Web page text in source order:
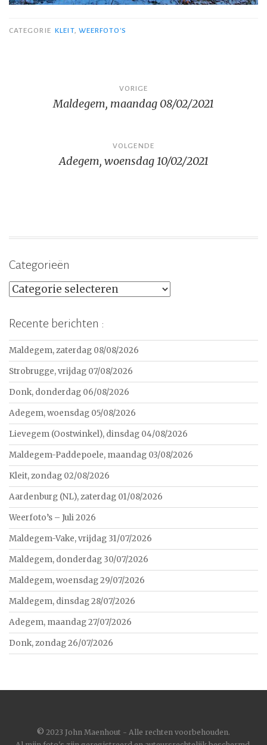
CATEGORIE KLEIT, WEERFOTO'S
navigatie
VORIGE
Maldegem, maandag 08/02/2021
VOLGENDE
Adegem, woensdag 10/02/2021
Categorieën
Categorieën
Recente berichten :
Maldegem, zaterdag 08/08/2026
Strobrugge, vrijdag 07/08/2026
Donk, donderdag 06/08/2026
Adegem, woensdag 05/08/2026
Lievegem (Oostwinkel), dinsdag 04/08/2026
Maldegem-Paddepoele, maandag 03/08/2026
Kleit, zondag 02/08/2026
Aardenburg (NL), zaterdag 01/08/2026
Weerfoto’s – Juli 2026
Maldegem-Vake, vrijdag 31/07/2026
Maldegem, donderdag 30/07/2026
Maldegem, woensdag 29/07/2026
Maldegem, dinsdag 28/07/2026
Adegem, maandag 27/07/2026
Donk, zondag 26/07/2026
© 2023 John Maenhout - Alle rechten voorbehouden.